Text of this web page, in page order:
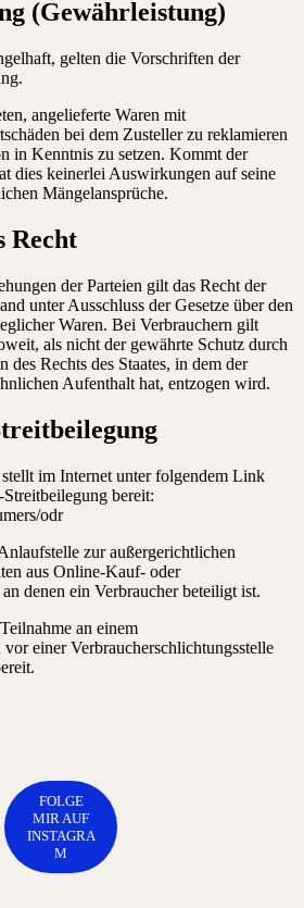
(Gewährleistung)
gelten die Vorschriften der
angelieferte Waren mit
bei dem Zusteller zu reklamieren
in Kenntnis zu setzen. Kommt der
dies keinerlei Auswirkungen auf seine
Mängelansprüche.
Recht
der Parteien gilt das Recht der
unter Ausschluss der Gesetze über den
Waren. Bei Verbrauchern gilt
als nicht der gewährte Schutz durch
des Rechts des Staates, in dem der
Aufenthalt hat, entzogen wird.
im Internet unter folgendem Link
bereit:
odr
zur außergerichtlichen
aus Online-Kauf- oder
denen ein Verbraucher beteiligt ist.
an einem
einer Verbraucherschlichtungsstelle
FOLGE
MIR AUF
INSTAGRA
M